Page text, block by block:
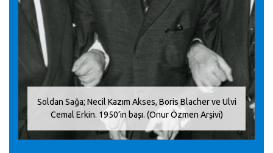
Soldan Sağa; Necil Kazım Akses, Boris Blacher ve Ulvi
Cemal Erkin. 1950’in başı. (Onur Özmen Arşivi)